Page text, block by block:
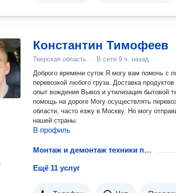
Константин Тимофеев
Тверская область · В сети 9 ч. назад
Доброго времени суток Я могу вам помочь с
перевозкой любого груза. Доставка
опыт вождения Вывоз и утилизация бытовой
помощь на дороге Могу осуществлять
области, часто езжу в Москву. Но могу
нашей страны.
В профиль
Монтаж и демонтаж техники при перевозке
Ещё 11 услуг